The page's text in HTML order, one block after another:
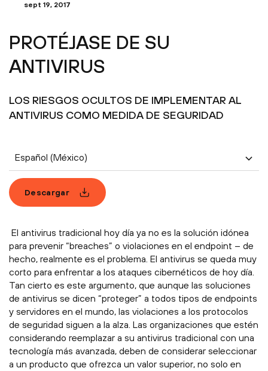
sept 19, 2017
PROTÉJASE DE SU
ANTIVIRUS
LOS RIESGOS OCULTOS DE IMPLEMENTAR AL
ANTIVIRUS COMO MEDIDA DE SEGURIDAD
Español (México)
Descargar
El antivirus tradicional hoy día ya no es la solución idónea
para prevenir “breaches” o violaciones en el endpoint – de
hecho, realmente es el problema. El antivirus se queda muy
corto para enfrentar a los ataques cibernéticos de hoy día.
Tan cierto es este argumento, que aunque las soluciones
de antivirus se dicen “proteger” a todos tipos de endpoints
y servidores en el mundo, las violaciones a los protocolos
de seguridad siguen a la alza. Las organizaciones que estén
considerando reemplazar a su antivirus tradicional con una
tecnología más avanzada, deben de considerar seleccionar
a un producto que ofrezca un valor superior, no solo en